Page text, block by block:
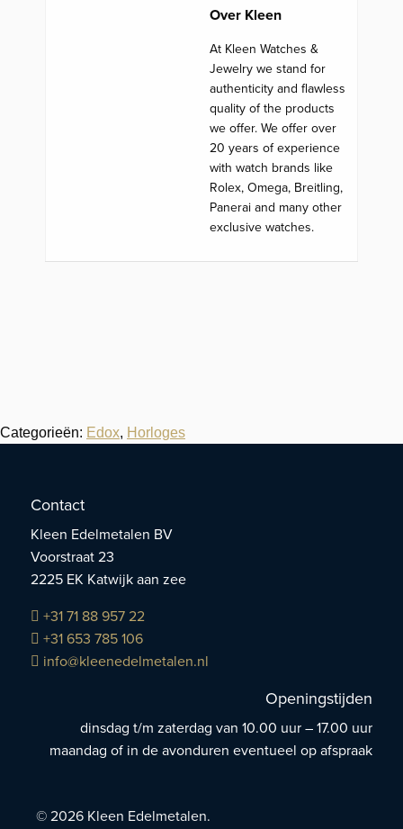
Over Kleen
At Kleen Watches &
Jewelry we stand for
authenticity and flawless
quality of the products
we offer. We offer over
20 years of experience
with watch brands like
Rolex, Omega, Breitling,
Panerai and many other
exclusive watches.
Categorieën: Edox, Horloges
Contact
Kleen Edelmetalen BV
Voorstraat 23
2225 EK Katwijk aan zee
+31 71 88 957 22
+31 653 785 106
info@kleenedelmetalen.nl
Openingstijden
dinsdag t/m zaterdag van 10.00 uur – 17.00 uur
maandag of in de avonduren eventueel op afspraak
© 2026 Kleen Edelmetalen.